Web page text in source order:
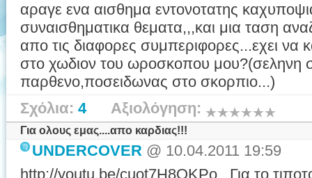
αραγε ενα αισθημα εντονοτατης
συναισθηματικα θεματα,,,και μια ταση
απο τις διαφορες συμπεριφορες...εχει να
στο χωδιον του ωροσκοπου μου?(σεληνη
παρθενο,ποσειδωνας στο σκορπιο...)
Σχόλια: 4Αξιολόγηση:
Για ολους εμας....απο καρδιας!!!
UNDERCOVER @ 10.04.2011 19:59
http://youtu.be/cuot7H8OKPo Για το